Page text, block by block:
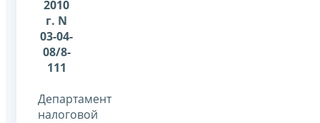
2010
г. N
03-04-
08/8-
111
Департамент
налоговой